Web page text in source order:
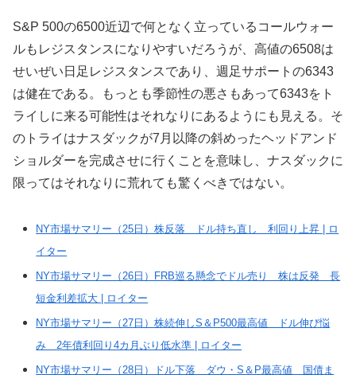
S&P 500の6500近辺で何となく立っているコールウォー
ルもレジスタンスになりやすいだろうが、高値の6508は
せいぜい日足レジスタンスであり、週足サポートの6343
は健在である。もっとも季節性の悪さもあって6343をト
ライしに来る可能性はそれなりにあるようにも見える。そ
のトライはナスダックが7月以降の斜めったヘッドアンド
ショルダーを完成させに行くことを意味し、ナスダックに
限ってはそれなりに荒れても驚くべきではない。
NY市場サマリー（25日）株反落 ドル持ち直し 利回り上昇 | ロ
イター
NY市場サマリー（26日）FRB巡る懸念でドル売り 株は反発 長
短金利差拡大 | ロイター
NY市場サマリー（27日）株続伸しS＆P500最高値 ドル伸び悩
み 2年債利回り4カ月ぶり低水準 | ロイター
NY市場サマリー（28日）ドル下落 ダウ・S＆P最高値 国債ま